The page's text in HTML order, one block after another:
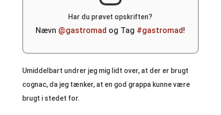
Har du prøvet opskriften?
Nævn @gastromad og Tag #gastromad!
Umiddelbart undrer jeg mig lidt over, at der er brugt
cognac, da jeg tænker, at en god grappa kunne være
brugt i stedet for.